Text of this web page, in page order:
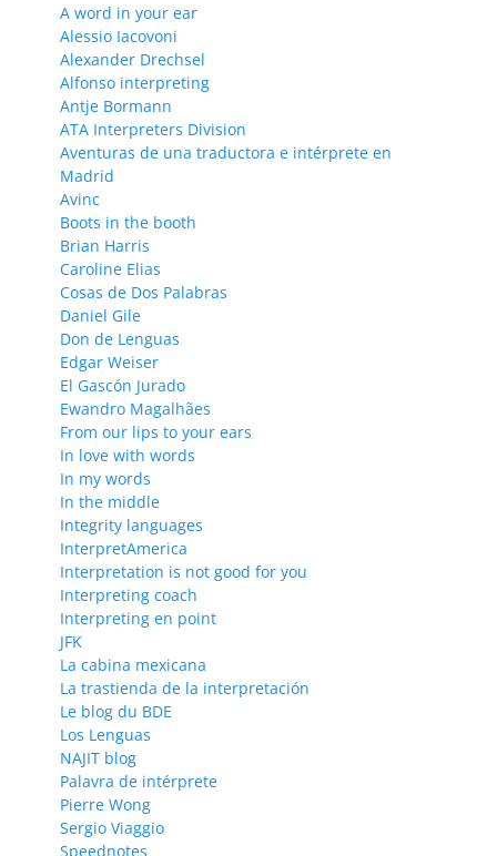
A word in your ear
Alessio Iacovoni
Alexander Drechsel
Alfonso interpreting
Antje Bormann
ATA Interpreters Division
Aventuras de una traductora e intérprete en
Madrid
Avinc
Boots in the booth
Brian Harris
Caroline Elias
Cosas de Dos Palabras
Daniel Gile
Don de Lenguas
Edgar Weiser
El Gascón Jurado
Ewandro Magalhães
From our lips to your ears
In love with words
In my words
In the middle
Integrity languages
InterpretAmerica
Interpretation is not good for you
Interpreting coach
Interpreting en point
JFK
La cabina mexicana
La trastienda de la interpretación
Le blog du BDE
Los Lenguas
NAJIT blog
Palavra de intérprete
Pierre Wong
Sergio Viaggio
Speednotes